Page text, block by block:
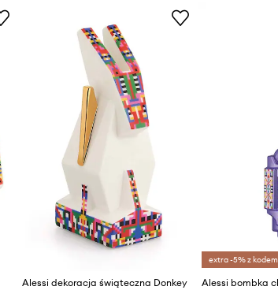
Alessi dekoracja świąteczna Donkey
extra -5% z
Alessi bombka